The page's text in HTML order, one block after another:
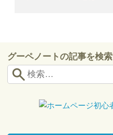
グーペノートの記事を検索